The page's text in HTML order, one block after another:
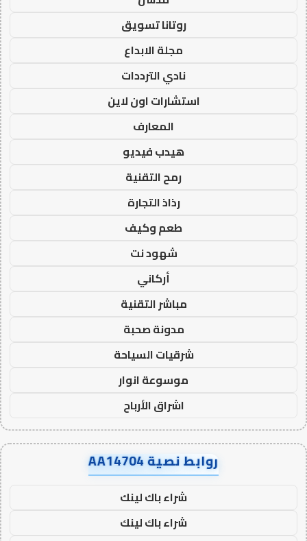
روتانا تسويق
مجلة الابداع
نادي الترددات
استشارات اون لاين
المعارف
هيدب فيديو
رمح التقنية
رذاذ التجارة
طعم وكيف
شهود نت
أركاني
مباشر التقنية
مدونة صحبة
شرقيات السياحة
موسوعة انوار
اشراق الأرباح
روابط نصية AA14704
شراء باك لينك
شراء باك لينك